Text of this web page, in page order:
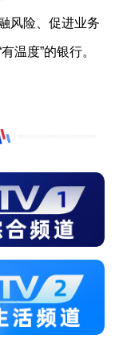
风险、促进业务
温度”的银行。